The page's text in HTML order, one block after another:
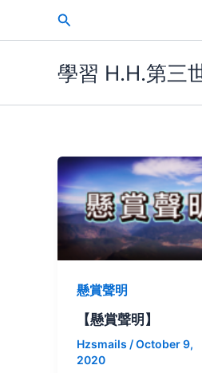
Search
學習 H.H.第三
懸賞聲明
【懸賞聲明】
Hzsmails /October 9,
2020